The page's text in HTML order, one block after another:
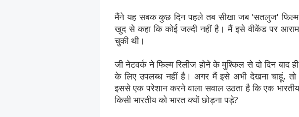
मैंने यह सबक कुछ दिन पहले तब सीखा जब 'सतलुज'
खुद से कहा कि कोई जल्दी नहीं है। मैं इसे वीकेंड पर
चुकी थी।
जी नेटवर्क ने फिल्म रिलीज होने के मुश्किल से दो दिन बाद
के लिए उपलब्ध नहीं है। अगर मैं इसे अभी देखना चाहूं,
इससे एक परेशान करने वाला सवाल उठता है कि एक
किसी भारतीय को भारत क्यों छोड़ना पड़े?